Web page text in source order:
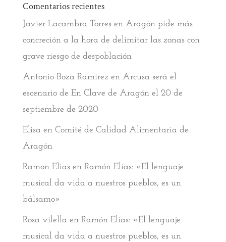
Comentarios recientes
Javier Lacambra Torresen Aragón pide más
concreción a la hora de delimitar las zonas con
grave riesgo de despoblación
Antonio Boza Ramirez en Arcusa será el
escenario de En Clave de Aragón el 20 de
septiembre de 2020
Elisa en Comité de Calidad Alimentaria de
Aragón
Ramon Eliasen Ramón Elías: «El lenguaje
musical da vida a nuestros pueblos, es un
bálsamo»
Rosa vilella en Ramón Elías: «El lenguaje
musical da vida a nuestros pueblos, es un